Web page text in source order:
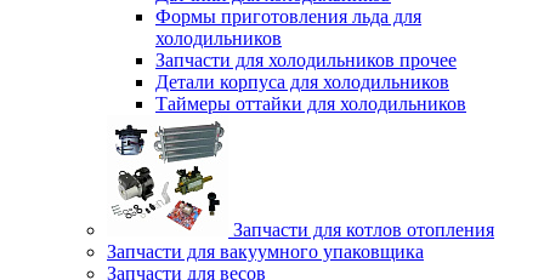
Формы приготовления льда для
холодильников
Запчасти для холодильников прочее
Детали корпуса для холодильников
Таймеры оттайки для холодильников
Запчасти для котлов отопления
Запчасти для вакуумного упаковщика
Запчасти для весов